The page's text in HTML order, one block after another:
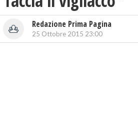
Redazione Prima Pagina
25 Ottobre 2015 23:00